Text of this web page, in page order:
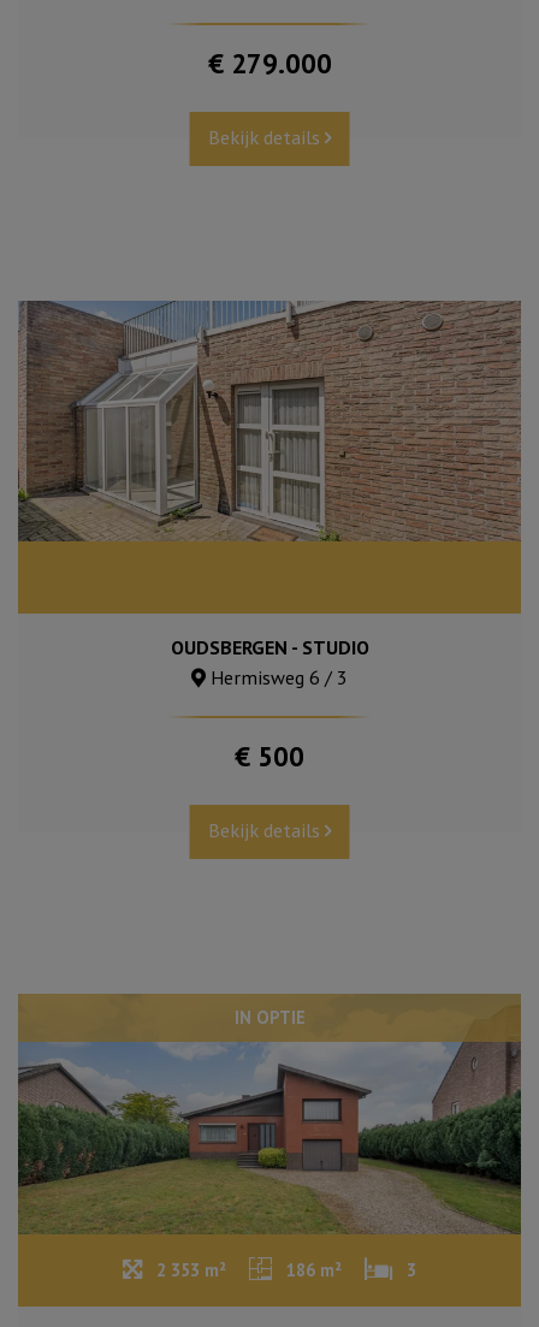
€ 279.000
Bekijk details
OUDSBERGEN - STUDIO
Hermisweg 6 / 3
€ 500
Bekijk details
IN OPTIE
2 353 m² 186 m² 3